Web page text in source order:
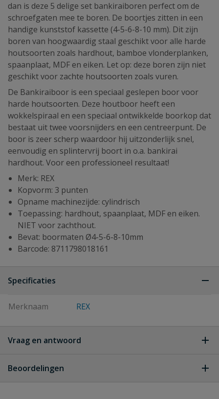
dan is deze 5 delige set bankiraiboren perfect om de
schroefgaten mee te boren. De boortjes zitten in een
handige kunststof kassette (4-5-6-8-10 mm). Dit zijn
boren van hoogwaardig staal geschikt voor alle harde
houtsoorten zoals hardhout, bamboe vlonderplanken,
spaanplaat, MDF en eiken. Let op: deze boren zijn niet
geschikt voor zachte houtsoorten zoals vuren.
De Bankiraiboor is een speciaal geslepen boor voor
harde houtsoorten. Deze houtboor heeft een
wokkelspiraal en een speciaal ontwikkelde boorkop dat
bestaat uit twee voorsnijders en een centreerpunt. De
boor is zeer scherp waardoor hij uitzonderlijk snel,
eenvoudig en splintervrij boort in o.a. bankirai
hardhout. Voor een professioneel resultaat!
Merk: REX
Kopvorm: 3 punten
Opname machinezijde: cylindrisch
Toepassing: hardhout, spaanplaat, MDF en eiken.
NIET voor zachthout.
Bevat: boormaten Ø4-5-6-8-10mm
Barcode: 8711798018161
Specificaties
Merknaam REX
Vraag en antwoord
Beoordelingen